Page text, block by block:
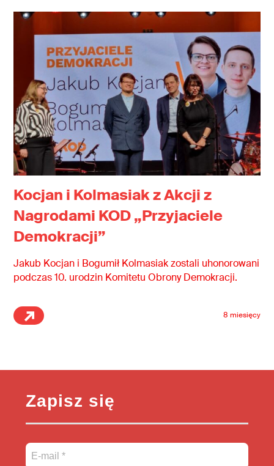
Kocjan i Kolmasiak z Akcji z
Nagrodami KOD „Przyjaciele
Demokracji”
Jakub Kocjan i Bogumił Kolmasiak zostali uhonorowani
podczas 10. urodzin Komitetu Obrony Demokracji.
8 miesięcy
Zapisz się